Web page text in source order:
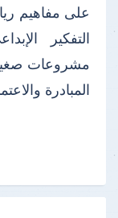
على مفاهيم
التفكير
مشروعات
المبادرة